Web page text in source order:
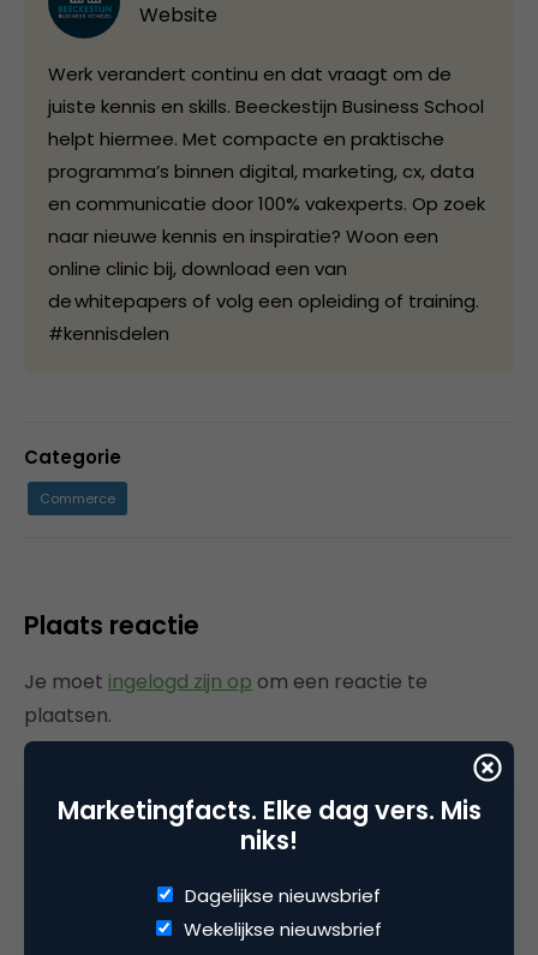
Website
Werk verandert continu en dat vraagt om de
juiste kennis en skills. Beeckestijn Business School
helpt hiermee. Met compacte en praktische
programma’s binnen digital, marketing, cx, data
en communicatie door 100% vakexperts. Op zoek
naar nieuwe kennis en inspiratie? Woon een
online clinic bij, download een van
de whitepapers of volg een opleiding of training.
#kennisdelen
Categorie
Commerce
Plaats reactie
Je moet ingelogd zijn op om een reactie te
plaatsen.
Gerelateerde artikelen
Rebel with or without a cause?
Wake-upcall voor ontwerpers
Marketingfacts. Elke dag vers. Mis
niks!
Dagelijkse nieuwsbrief
Wekelijkse nieuwsbrief